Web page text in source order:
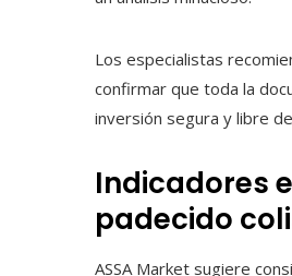
Los especialistas
confirmar que toda la
inversión segura y libre
Indicadores
padecido
ASSA Market sugiere